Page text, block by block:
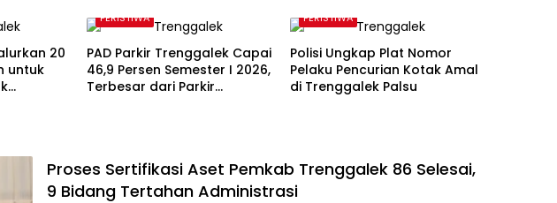
20
untuk
PERISTIWA
PAD Parkir Trenggalek Capai
46,9 Persen Semester I 2026,
Terbesar dari Parkir
PERISTIWA
Polisi Ungkap Plat Nomor
Pelaku Pencurian Kotak Amal
di Trenggalek Palsu
Proses Sertifikasi Aset Pemkab Trenggalek 86 Selesai,
9 Bidang Tertahan Administrasi